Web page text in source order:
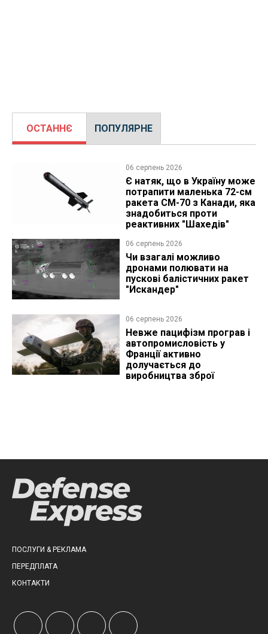
ОСТАННЄ ПОПУЛЯРНЕ
06 серпень 2026
Є натяк, що в Україну може
потрапити маленька 72-см
ракета CM-70 з Канади, яка
знадобиться проти
реактивних "Шахедів"
06 серпень 2026
Чи взагалі можливо
дронами полювати на
пускові балістичних ракет
"Искандер"
06 серпень 2026
Невже пацифізм програв і
автопромисловість у
Франції активно
долучається до
виробництва зброї
ПОСЛУГИ & РЕКЛАМА
ПЕРЕДПЛАТА
КОНТАКТИ